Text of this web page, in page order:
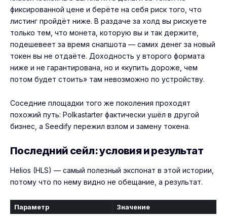
фиксированной цене и берёте на себя риск того, что
листинг пройдёт ниже. В раздаче за холд вы рискуете
только тем, что монета, которую вы и так держите,
подешевеет за время снапшота — самих денег за новый
токен вы не отдаёте. Доходность у второго формата
ниже и не гарантирована, но и «купить дороже, чем
потом будет стоить» там невозможно по устройству.
Соседние площадки того же поколения проходят
похожий путь: Polkastarter фактически ушёл в другой
бизнес, а Seedify пережил взлом и замену токена.
Последний сейл: условия и результат
Helios (HLS) — самый полезный экспонат в этой истории,
потому что по нему видно не обещание, а результат.
Параметр Значение